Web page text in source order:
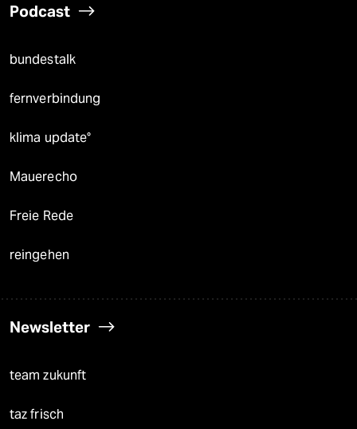
Podcast
bundestalk
fernverbindung
klima update°
Mauerecho
Freie Rede
reingehen
Newsletter
team zukunft
taz frisch